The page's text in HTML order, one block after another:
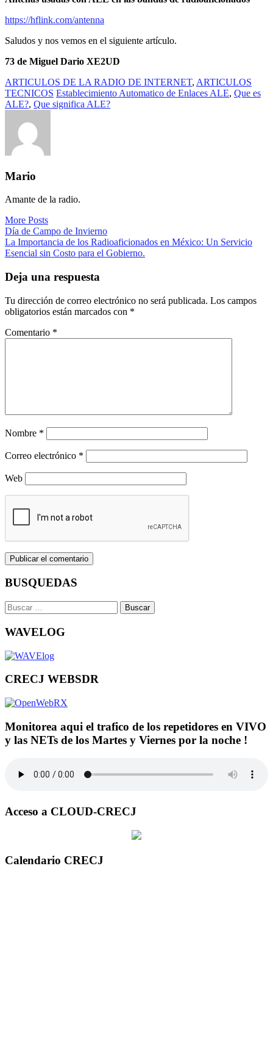
https://hflink.com/antenna
Saludos y nos vemos en el siguiente artículo.
73 de Miguel Dario XE2UD
ARTICULOS DE LA RADIO DE INTERNET, ARTICULOS
TECNICOS Establecimiento Automatico de Enlaces ALE, Que es
ALE?, Que significa ALE?
Mario
Amante de la radio.
More Posts
Navegación
de
Día de Campo de Invierno
La Importancia de los Radioaficionados en México: Un Servicio
Esencial sin Costo para el Gobierno.
Deja una respuesta
Tu dirección de correo electrónico no será publicada. Los campos
obligatorios están marcados con *
Comentario *
Nombre *
Correo electrónico *
Web
BUSQUEDAS
Buscar:
WAVELOG
CRECJ WEBSDR
Monitorea aqui el trafico de los repetidores en VIVO
y las NETs de los Martes y Viernes por la noche !
Acceso a CLOUD-CRECJ
Calendario CRECJ